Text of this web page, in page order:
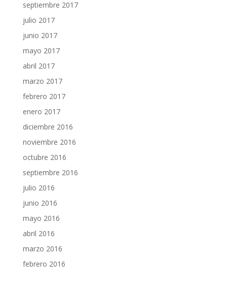
septiembre 2017
julio 2017
junio 2017
mayo 2017
abril 2017
marzo 2017
febrero 2017
enero 2017
diciembre 2016
noviembre 2016
octubre 2016
septiembre 2016
julio 2016
junio 2016
mayo 2016
abril 2016
marzo 2016
febrero 2016